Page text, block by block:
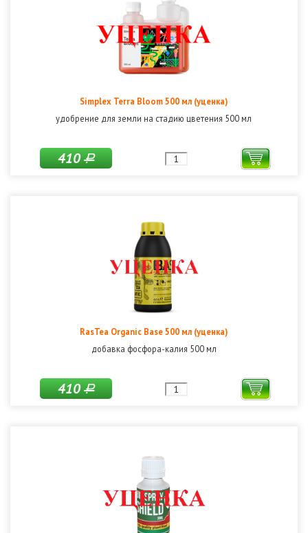
Simplex Terra Bloom 500 мл (уценка)
удобрение для земли на стадию цветения 500 мл
410Р
RasTea Organic Base 500 мл (уценка)
добавка фосфора-калия 500 мл
410Р